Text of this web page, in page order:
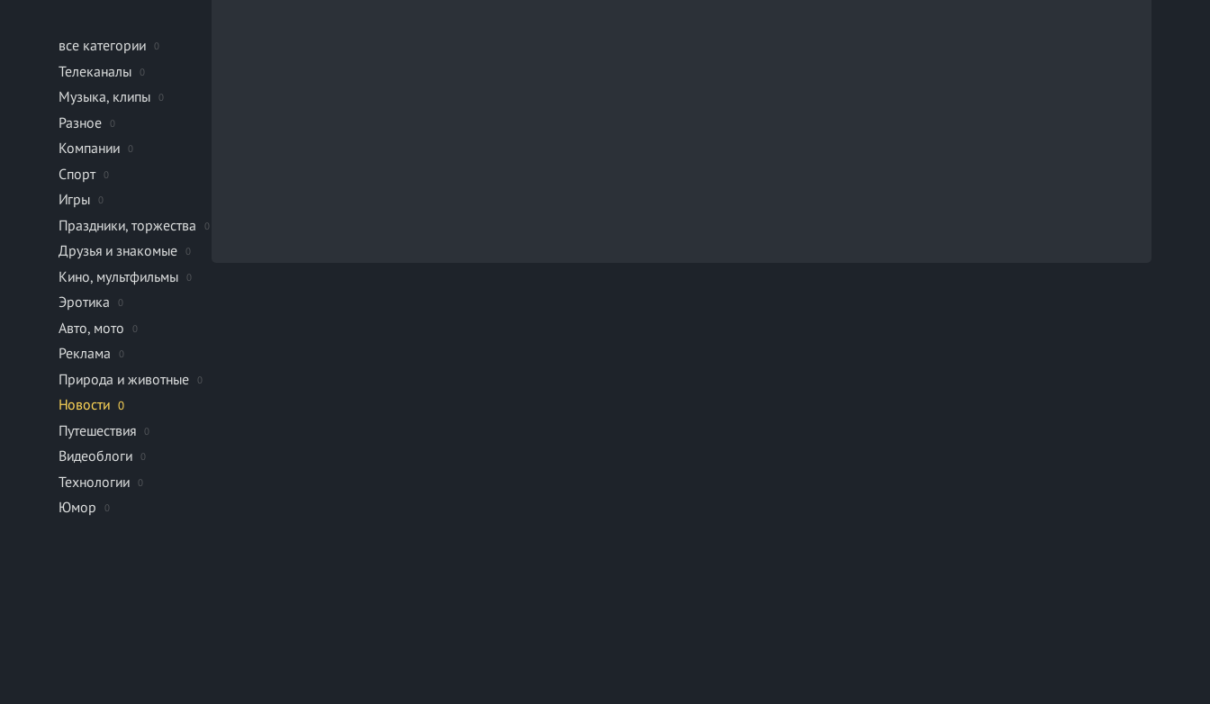
все категории 0
Телеканалы 0
Музыка, клипы 0
Разное 0
Компании 0
Спорт 0
Игры 0
Праздники, торжества 0
Друзья и знакомые 0
Кино, мультфильмы 0
Эротика 0
Авто, мото 0
Реклама 0
Природа и животные 0
Новости 0
Путешествия 0
Видеоблоги 0
Технологии 0
Юмор 0